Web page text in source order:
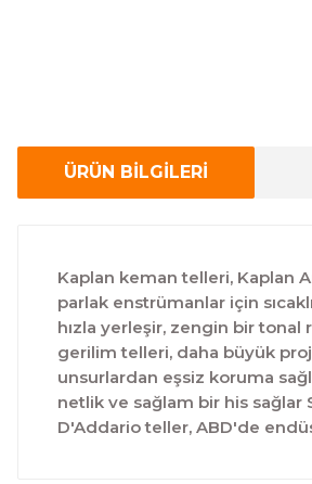
ÜRÜN BİLGİLERİ
Kaplan keman telleri, Kaplan
parlak enstrümanlar için
hızla yerleşir, zengin bir
gerilim telleri, daha büyük
unsurlardan eşsiz koruma
netlik ve sağlam bir his sağlar
D'Addario teller, ABD'de